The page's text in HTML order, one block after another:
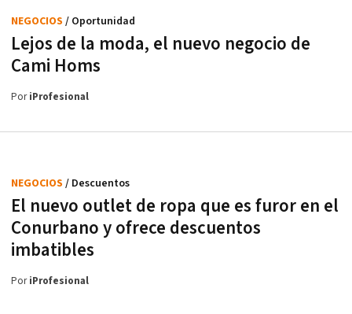
Lejos de la moda, el nuevo negocio de
Cami Homs
NEGOCIOS / Oportunidad
PoriProfesional
El nuevo outlet de ropa que es furor en el
Conurbano y ofrece descuentos
imbatibles
NEGOCIOS / Descuentos
PoriProfesional